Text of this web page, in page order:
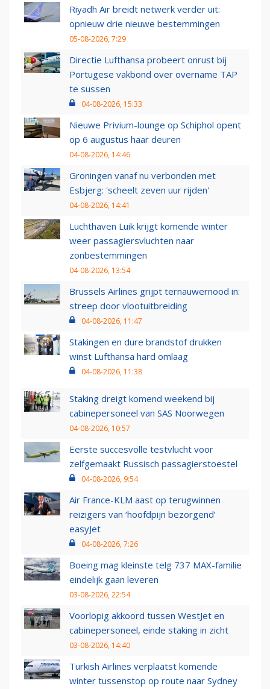
Riyadh Air breidt netwerk verder uit:
opnieuw drie nieuwe bestemmingen
05-08-2026, 7:29
Directie Lufthansa probeert onrust bij
Portugese vakbond over overname TAP
te sussen
04-08-2026, 15:33
Nieuwe Privium-lounge op Schiphol opent
op 6 augustus haar deuren
04-08-2026, 14:46
Groningen vanaf nu verbonden met
Esbjerg: 'scheelt zeven uur rijden'
04-08-2026, 14:41
Luchthaven Luik krijgt komende winter
weer passagiersvluchten naar
zonbestemmingen
04-08-2026, 13:54
Brussels Airlines grijpt ternauwernood in:
streep door vlootuitbreiding
04-08-2026, 11:47
Stakingen en dure brandstof drukken
winst Lufthansa hard omlaag
04-08-2026, 11:38
Staking dreigt komend weekend bij
cabinepersoneel van SAS Noorwegen
04-08-2026, 10:57
Eerste succesvolle testvlucht voor
zelfgemaakt Russisch passagierstoestel
04-08-2026, 9:54
Air France-KLM aast op terugwinnen
reizigers van ‘hoofdpijn bezorgend’
easyJet
04-08-2026, 7:26
Boeing mag kleinste telg 737 MAX-familie
eindelijk gaan leveren
03-08-2026, 22:54
Voorlopig akkoord tussen WestJet en
cabinepersoneel, einde staking in zicht
03-08-2026, 14:40
Turkish Airlines verplaatst komende
winter tussenstop op route naar Sydney